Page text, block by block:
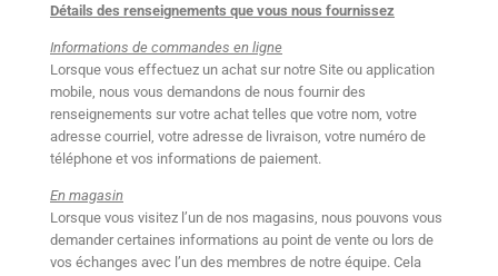
Détails des renseignements que vous nous fournissez
Informations de commandes en ligne
Lorsque vous effectuez un achat sur notre Site ou application
mobile, nous vous demandons de nous fournir des
renseignements sur votre achat telles que votre nom, votre
adresse courriel, votre adresse de livraison, votre numéro de
téléphone et vos informations de paiement.
En magasin
Lorsque vous visitez l’un de nos magasins, nous pouvons vous
demander certaines informations au point de vente ou lors de
vos échanges avec l’un des membres de notre équipe. Cela